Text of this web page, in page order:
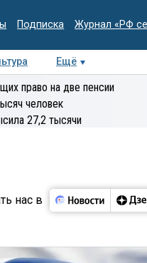
Подписка Журнал «РФ
Ещё
Колумнисты
право на две пенсии
человек
27,2 тысячи
нас в